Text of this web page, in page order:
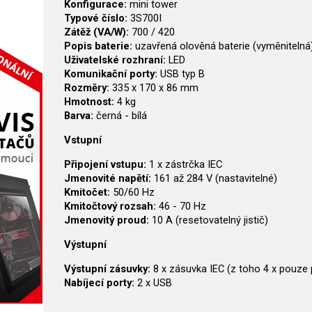
Konfigurace: mini tower
Typové číslo: 3S700I
Zátěž (VA/W): 700 / 420
Popis baterie: uzavřená olověná baterie
Uživatelské rozhraní: LED
Komunikační porty: USB typ B
Rozměry: 335 x 170 x 86 mm
Hmotnost: 4 kg
Barva: černá - bílá
Vstupní
Připojení vstupu: 1 x zástrčka IEC
Jmenovité napětí: 161 až 284 V (nastavitelné)
Kmitočet: 50/60 Hz
Kmitočtový rozsah: 46 - 70 Hz
Jmenovitý proud: 10 A (resetovatelný jistič)
Výstupní
Výstupní zásuvky: 8 x zásuvka IEC (z toho 4 x pouze
Nabíjecí porty: 2 x USB